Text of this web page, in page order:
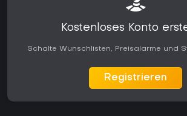
Kostenloses Konto
Schalte Wunschlisten, Preisalarme und
Registrieren